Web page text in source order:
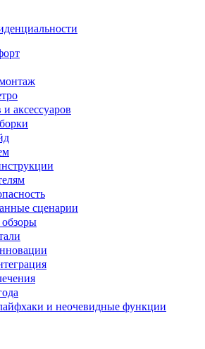
аксессуаров
сценарии
и неочевидные функции